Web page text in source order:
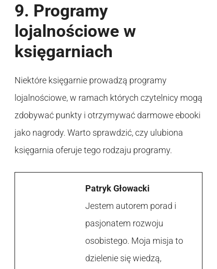
9. Programy
lojalnościowe w
księgarniach
Niektóre księgarnie prowadzą programy
lojalnościowe, w ramach których czytelnicy mogą
zdobywać punkty i otrzymywać darmowe ebooki
jako nagrody. Warto sprawdzić, czy ulubiona
księgarnia oferuje tego rodzaju programy.
Patryk Głowacki
Jestem autorem porad i
pasjonatem rozwoju
osobistego. Moja misja to
dzielenie się wiedzą,